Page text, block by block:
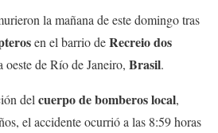
la mañana de este domingo tras
en el barrio deRecreio dos
oeste de Río de Janeiro, Brasil.
del cuerpo de bomberos local,
el accidente ocurrió a las 8:59 horas